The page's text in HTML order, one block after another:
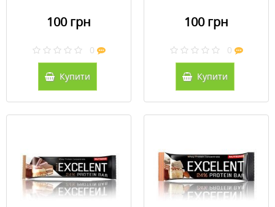
100 грн
0
Купити
100 грн
0
Купити